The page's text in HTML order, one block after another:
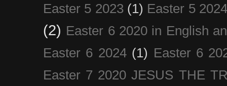
Easter 5 2023 (1) Easter 5
(2) Easter 6 2020 in English
Easter 6 2024 (1) Easter 6
Easter 7 2020 JESUS THE